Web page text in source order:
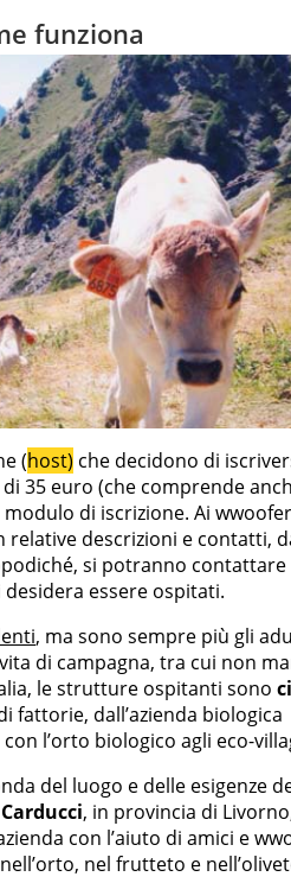
funziona
(host) che decidono di
di 35 euro (che comprende
di iscrizione. Ai
descrizioni e contatti,
si potranno contattare
essere ospitati.
, ma sono sempre più gli
di campagna, tra cui non
le strutture ospitanti sono
fattorie, dall’azienda biologica
l’orto biologico agli eco-
del luogo e delle esigenze
, in provincia di
con l’aiuto di amici e
nel frutteto e